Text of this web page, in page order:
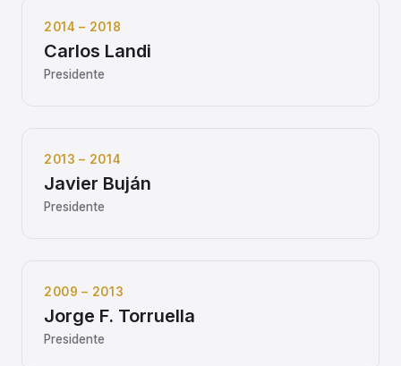
2014 – 2018
Carlos Landi
Presidente
2013 – 2014
Javier Buján
Presidente
2009 – 2013
Jorge F. Torruella
Presidente